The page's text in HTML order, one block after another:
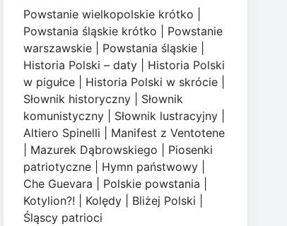
Powstanie wielkopolskie krótko
Powstania śląskie krótko
Powstanie
warszawskie
Powstania śląskie
Historia Polski – daty
Historia Polski
w pigułce
Historia Polski w skrócie
Słownik historyczny
Słownik
komunistyczny
Słownik lustracyjny
Altiero Spinelli
Manifest z Ventotene
Mazurek Dąbrowskiego
Piosenki
patriotyczne
Hymn państwowy
Che Guevara
Polskie powstania
Kotylion?!
Kolędy Bliżej Polski
Śląscy patrioci